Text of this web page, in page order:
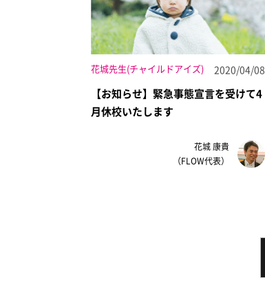
花城先生(チャイルドアイズ) 2020/04/08
【お知らせ】緊急事態宣言を受けて4
月休校いたします
花城 康貴
（FLOW代表）